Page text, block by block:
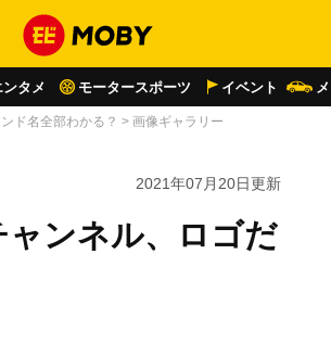
ンタメ モータースポーツ イベント
ド名全部わかる？ > 画像ギャラリー
2021年07月20日更新
ンネル、ロゴだ